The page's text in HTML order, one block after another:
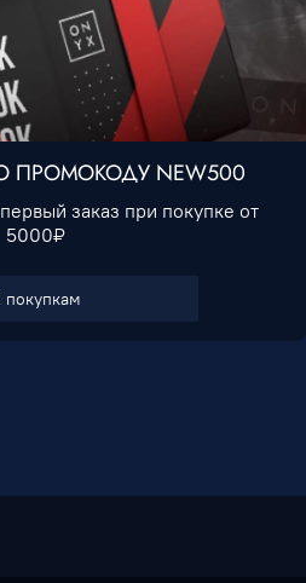
наличии
ПРОМОКОДУ NEW500
заказ при покупке от
5000₽
покупкам